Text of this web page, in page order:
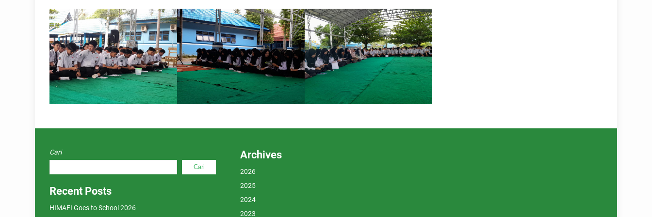
Cari
Cari
Recent Posts
HIMAFI Goes to School 2026
Archives
2026
2025
2024
2023